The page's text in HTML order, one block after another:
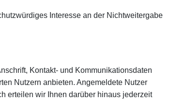
Interesse an der Nichtweitergabe
Kontakt- und Kommunikationsdaten
Nutzern anbieten. Angemeldete Nutzer
erteilen wir Ihnen darüber hinaus jederzeit